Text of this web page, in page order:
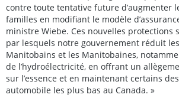
contre toute tentative future d’augmenter
familles en modifiant le modèle
ministre Wiebe. Ces nouvelles protections
par lesquels notre gouvernement réduit
Manitobains et les Manitobaines,
de l’hydroélectricité, en offrant un
sur l’essence et en maintenant certains
automobile les plus bas au Canada. »